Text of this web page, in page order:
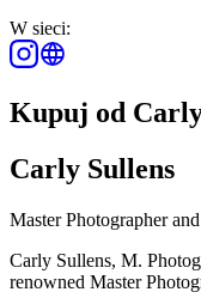
W sieci:
Kupuj od
Carly Sullens
Master Photographer
Carly Sullens, M.
renowned Master